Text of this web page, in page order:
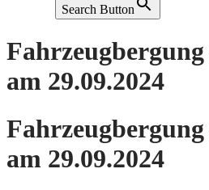
Search Button
am 29.09.2024
am 29.09.2024